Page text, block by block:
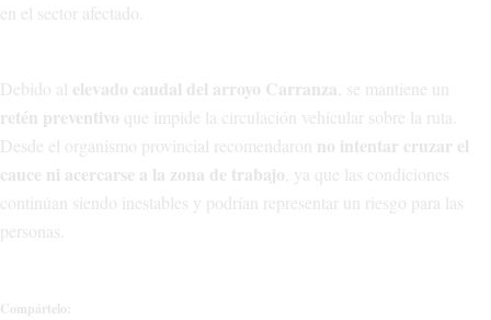
en el sector afectado.
Debido al elevado caudal del arroyo Carranza , se mantiene un
retén preventivo que impide la circulación vehicular sobre la ruta.
Desde el organismo provincial recomendaron no intentar cruzar el
cauce ni acercarse a la zona de trabajo , ya que las condiciones
continúan siendo inestables y podrían representar un riesgo para las
personas.
Compártelo: